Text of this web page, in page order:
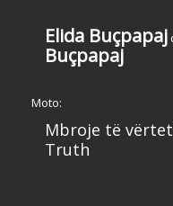
Elida Buçpapaj
Buçpapaj
Moto:
Mbroje të
Truth